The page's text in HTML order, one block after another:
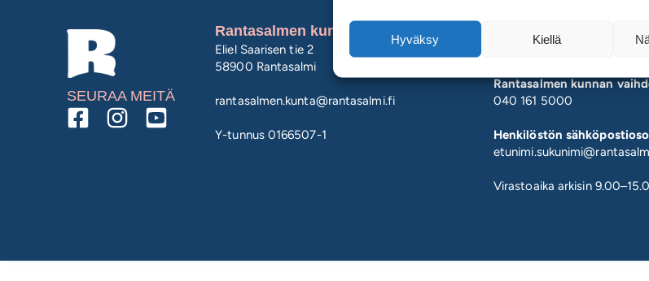
Hyväksy Kiellä
SEURAA MEITÄ
Rantasalmen kunta
Eliel Saarisen tie 2
58900 Rantasalmi
rantasalmen.kunta@rantasalmi.fi
Y-tunnus 0166507-1
Asiakaspalvelupiste
Kunnanvirasto, Eliel Saarisen
Rantasalmen kunnan
040 161 5000
Henkilöstön
Virastoaika arkisin